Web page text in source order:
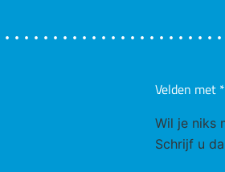
Velden met *
Wil je niks
Schrijf u